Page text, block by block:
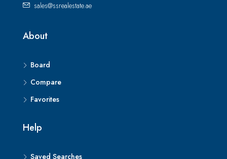
sales@ssrealestate.ae
About
Board
Compare
Favorites
Help
Saved Searches